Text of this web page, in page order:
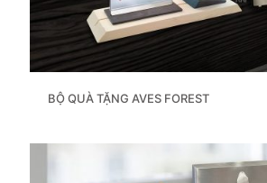
BỘ QUÀ TẶNG AVES FOREST